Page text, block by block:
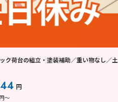
ク荷台の組立・塗装補助／重い物なし／土
円
～